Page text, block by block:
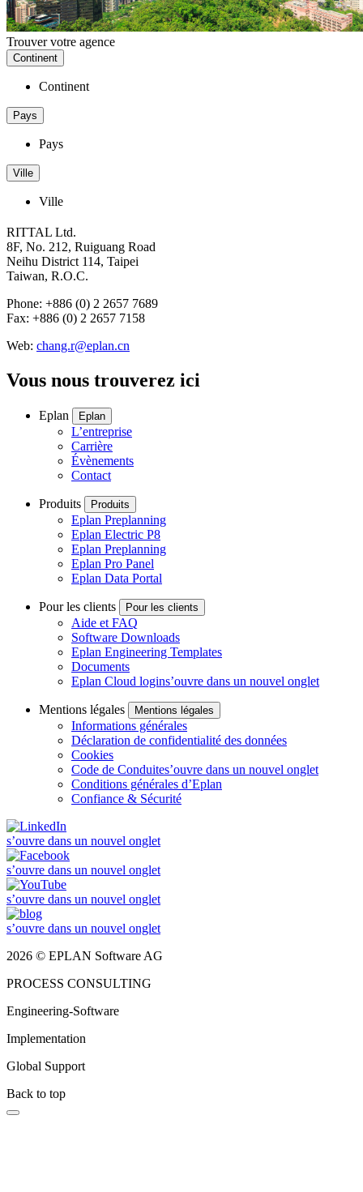
Trouver votre agence
Continent
Continent
Pays
Pays
Ville
Ville
RITTAL Ltd.
8F, No. 212, Ruiguang Road
Neihu District 114, Taipei
Taiwan, R.O.C.
Phone: +886 (0) 2 2657 7689
Fax: +886 (0) 2 2657 7158
Web: chang.r@eplan.cn
Vous nous trouverez ici
Eplan Eplan
L’entreprise
Carrière
Évènements
Contact
Produits Produits
Eplan Preplanning
Eplan Electric P8
Eplan Preplanning
Eplan Pro Panel
Eplan Data Portal
Pour les clients Pour les clients
Aide et FAQ
Software Downloads
Eplan Engineering Templates
Documents
Eplan Cloud logins’ouvre dans un nouvel onglet
Mentions légales Mentions légales
Informations générales
Déclaration de confidentialité des données
Cookies
Code de Conduites’ouvre dans un nouvel onglet
Conditions générales d’Eplan
Confiance & Sécurité
s’ouvre dans un nouvel onglet
s’ouvre dans un nouvel onglet
s’ouvre dans un nouvel onglet
s’ouvre dans un nouvel onglet
2026 © EPLAN Software AG
PROCESS CONSULTING
Engineering-Software
Implementation
Global Support
Back to top